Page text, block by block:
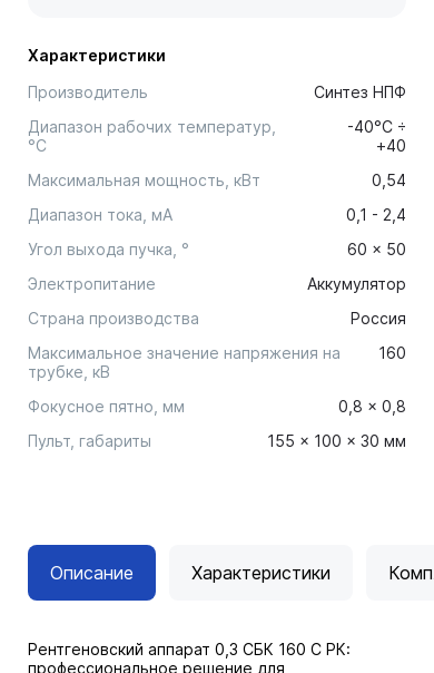
Характеристики
Производитель
Синтез НПФ
Диапазон рабочих температур,
°С
-40°С ÷
+40
Максимальная мощность, кВт
0,54
Диапазон тока, мА
0,1 - 2,4
Угол выхода пучка, °
60 × 50
Электропитание
Аккумулятор
Страна производства
Россия
Максимальное значение напряжения на
трубке, кВ
160
Фокусное пятно, мм
0,8 × 0,8
Пульт, габариты
155 × 100 × 30 мм
Описание Характеристики
Рентгеновский аппарат 0,3 СБК 160 С РК:
профессиональное решение для